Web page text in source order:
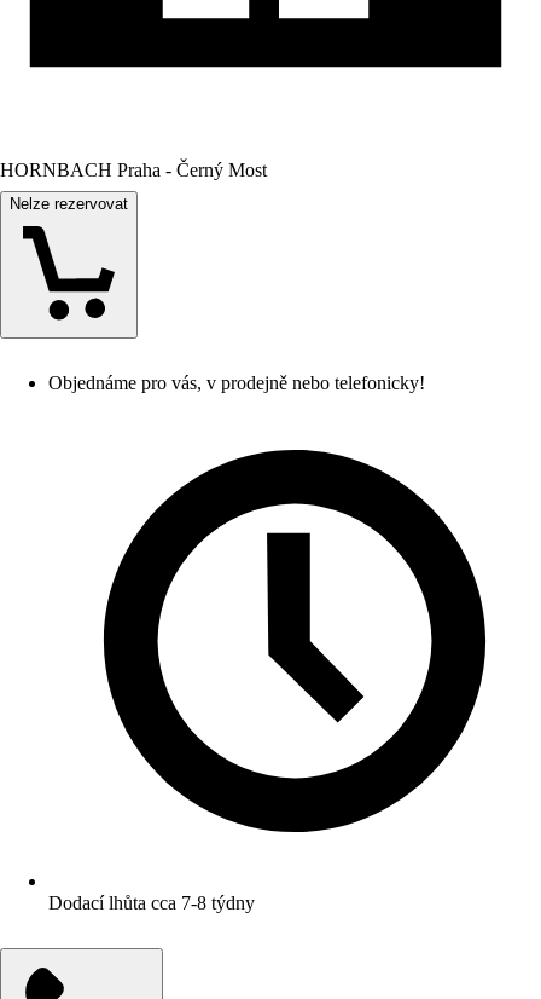
HORNBACH Praha - Černý Most
Nelze rezervovat
Objednáme pro vás, v prodejně nebo telefonicky!
Dodací lhůta cca 7-8 týdny